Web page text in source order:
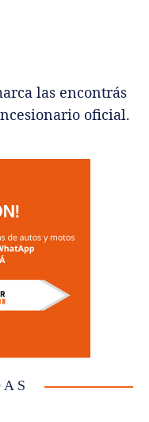
las encontrás
oficial.